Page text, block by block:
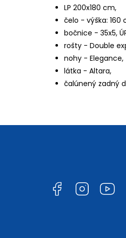
LP 200x180 cm,
čelo - výška: 160
bočnice - 35x5,
rošty - Double
nohy - Elegance,
látka - Altara,
čalúnený zadný
FacebookInstagram